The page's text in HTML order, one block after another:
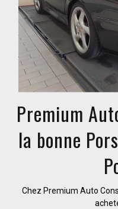
Premium
la bonne
Chez Premium Auto